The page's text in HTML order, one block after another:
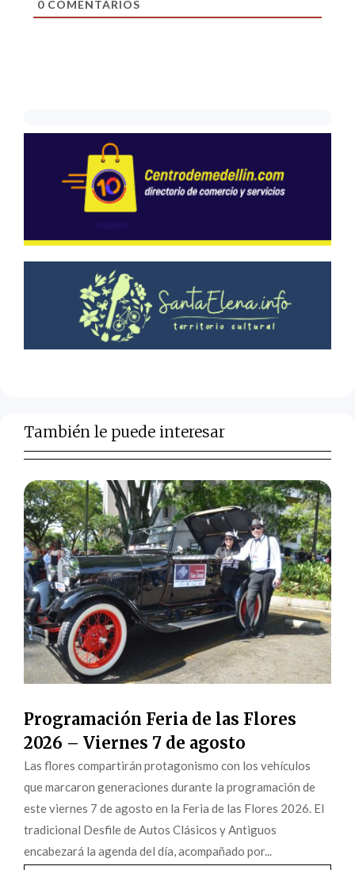
0COMENTARIOS
También le puede interesar
Programación Feria de las Flores
2026 – Viernes 7 de agosto
Las flores compartirán protagonismo con los vehículos
que marcaron generaciones durante la programación de
este viernes 7 de agosto en la Feria de las Flores 2026. El
tradicional Desfile de Autos Clásicos y Antiguos
encabezará la agenda del día, acompañado por...